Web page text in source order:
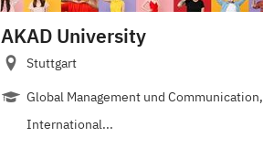
AKAD University
Stuttgart
Global Management und Communication,
International...